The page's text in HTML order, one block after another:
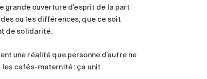
grande ouverture d’esprit de la part
ou les différences, que ce soit
de solidarité.
une réalité que personne d’autre ne
les cafés-maternité : ça unit.